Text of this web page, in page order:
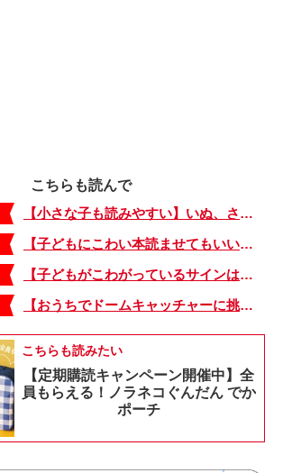
こちらも読んで
【小さな子も読みやすい】いぬ、さる、うさぎ、ゴリラにあひる…動物たちのまねっこできるかな？『まねまねっこ』発売中！
【子どもにこわい本読ませてもいいの？】「子どもはどのようなものにこわさを感じやすいのでしょうか？」
【子どもがこわがっているサインは？】「読み聞かせのとき、子どもがこわがっていると判断できるサインを教えてください！」
【おうちでドームキャッチャーに挑戦だ】アンパンマン わくわくドームキャッチャー
こちらも読みたい
【定期購読キャンペーン開催中】全
員もらえる！ノラネコぐんだん でか
ポーチ